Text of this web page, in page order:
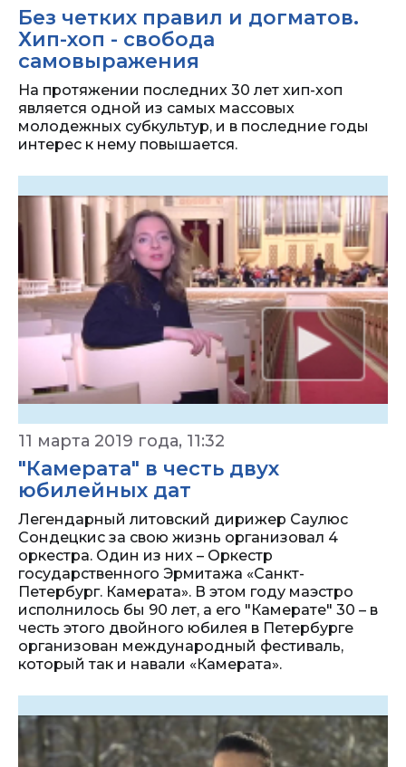
Без четких правил и догматов.
Хип-хоп - свобода
самовыражения
На протяжении последних 30 лет хип-хоп
является одной из самых массовых
молодежных субкультур, и в последние годы
интерес к нему повышается.
11 марта 2019 года, 11:32
"Камерата" в честь двух
юбилейных дат
Легендарный литовский дирижер Саулюс
Сондецкис за свою жизнь организовал 4
оркестра. Один из них – Оркестр
государственного Эрмитажа «Санкт-
Петербург. Камерата». В этом году маэстро
исполнилось бы 90 лет, а его "Камерате" 30 – в
честь этого двойного юбилея в Петербурге
организован международный фестиваль,
который так и навали «Камерата».